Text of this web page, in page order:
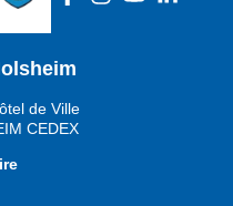
de Ville
CEDEX